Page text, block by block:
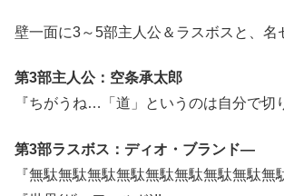
壁一面に3～5部主人公＆ラスボスと、名
第3部主人公：空条承太郎
『ちがうね…「道」というのは自分で切
第3部ラスボス：ディオ・ブランド―
『無駄無駄無駄無駄無駄無駄無駄無駄無